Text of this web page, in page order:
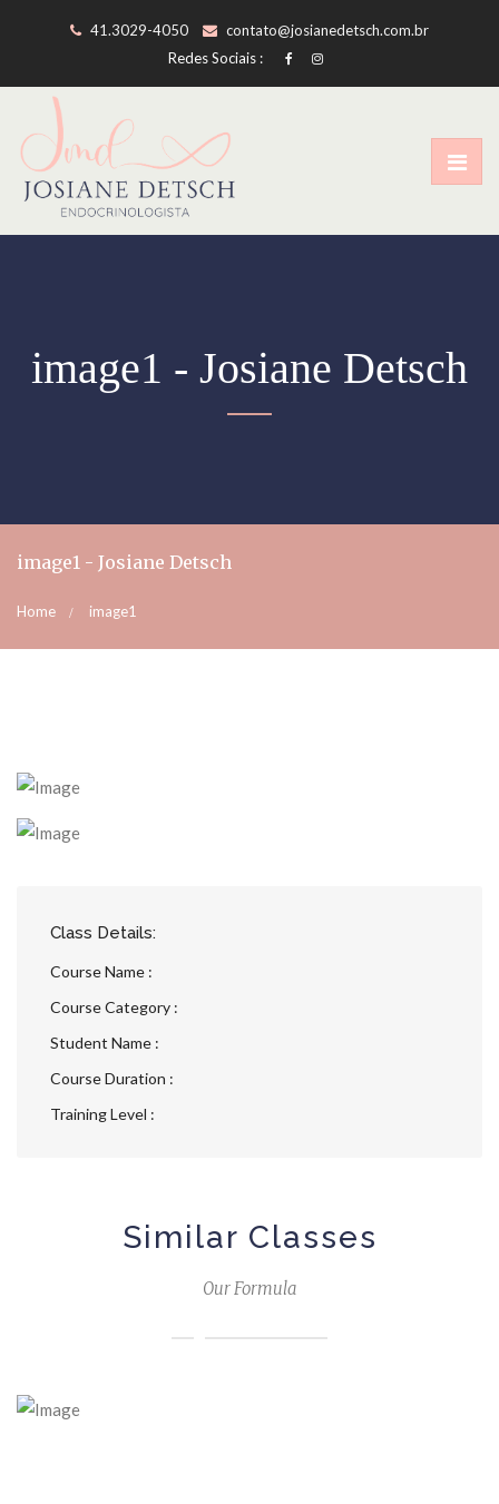
41.3029-4050
contato@josianedetsch.com.br
Redes Sociais :
image1 - Josiane Detsch
image1 - Josiane Detsch
Home image1
Class Details:
Course Name :
Course Category :
Student Name :
Course Duration :
Training Level :
Similar Classes
Our Formula